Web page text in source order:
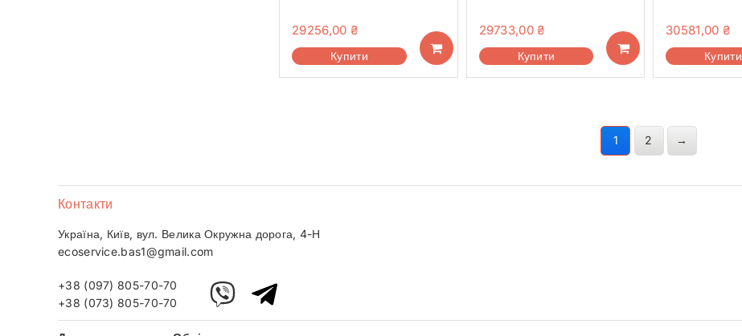
29256,00 ₴
Купити
29733,00₴
Купити
30581,00 ₴
Купити
1 2 →
Контакти
Україна, Київ, вул. Велика Окружна дорога, 4-Н
ecoservice.bas1@gmail.com
+38 (097) 805-70-70
+38 (073) 805-70-70